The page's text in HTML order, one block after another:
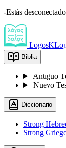
-Estás
Biblia
Antiguo
Nuevo
Diccionario
Strong
Strong